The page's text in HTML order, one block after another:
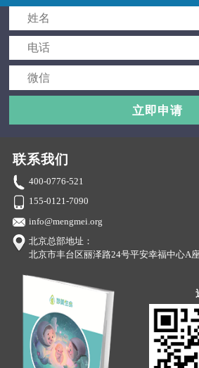
立即申请
联系我们
400-0776-521
155-0121-7090
info@mengmei.org
北京总部地址：
北京市丰台区丽泽路24号平安幸福中心A